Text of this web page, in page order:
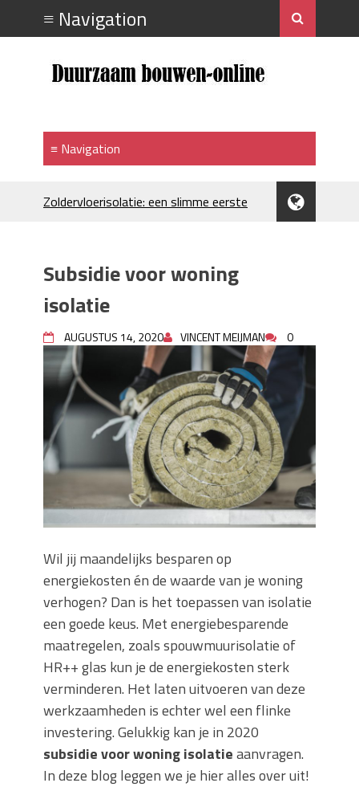
Zoldervloerisolatie: een slimme eerste
Je huis koelen: alles behalve duur
Hoe draagt je inrichting bij aan je
merkimago?
Houtpellets als duurzame
verwarmingsoptie
Wanneer moet je een specialist
inschakelen bij rioolproblemen?
Slimme oplossingen voor lekkages en
verstoppingen
Betonplex: Het Veelzijdige
Plaatmateriaal voor Moderne Projecten
Woonstijlen die perfect passen bij
duurzaam bouwen
Oma weet raadt bij cementsluier:
natuurlijke oplossingen
Subsidie voor woning
isolatie
AUGUSTUS 14, 2020 VINCENT MEIJMAN 0
Wil jij maandelijks besparen op
energiekosten én de waarde van je woning
verhogen? Dan is het toepassen van isolatie
een goede keus. Met energiebesparende
maatregelen, zoals spouwmuurisolatie of
HR++ glas kun je de energiekosten sterk
verminderen. Het laten uitvoeren van deze
werkzaamheden is echter wel een flinke
investering. Gelukkig kan je in 2020
subsidie voor woning isolatieaanvragen.
In deze blog leggen we je hier alles over uit!